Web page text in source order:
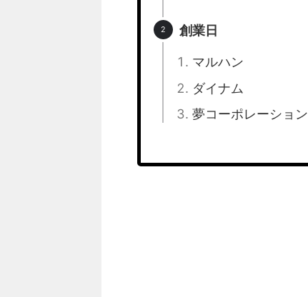
創業日
マルハン
ダイナム
夢コーポレーション